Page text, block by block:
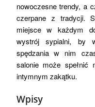
nowoczesne trendy, a
czerpane z tradycji.
miejsce w każdym
wystrój sypialni, by
spędzania w nim
salonie może spełnić
intymnym zakątku.
Wpisy